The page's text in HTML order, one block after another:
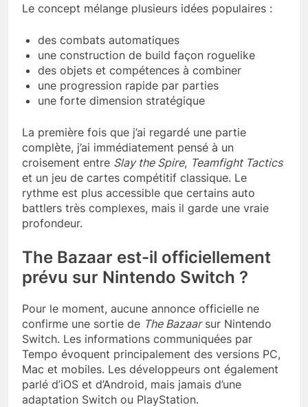
Le concept mélange plusieurs idées populaires :
des combats automatiques
une construction de build façon roguelike
des objets et compétences à combiner
une progression rapide par parties
une forte dimension stratégique
La première fois que j’ai regardé une partie
complète, j’ai immédiatement pensé à un
croisement entre Slay the Spire, Teamfight Tactics
et un jeu de cartes compétitif classique. Le
rythme est plus accessible que certains auto
battlers très complexes, mais il garde une vraie
profondeur.
The Bazaar est-il officiellement
prévu sur Nintendo Switch ?
Pour le moment, aucune annonce officielle ne
confirme une sortie de The Bazaarsur Nintendo
Switch. Les informations communiquées par
Tempo évoquent principalement des versions PC,
Mac et mobiles. Les développeurs ont également
parlé d’iOS et d’Android, mais jamais d’une
adaptation Switch ou PlayStation.